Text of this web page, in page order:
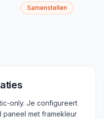
Samenstellen
only. Je configureert
met framekleur